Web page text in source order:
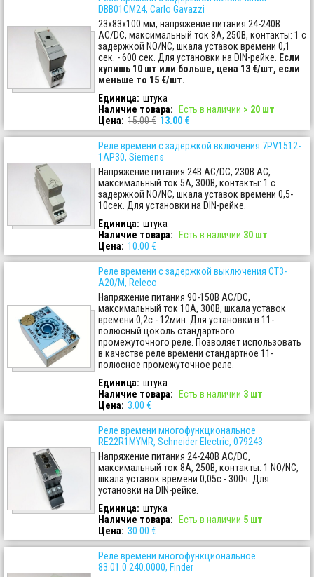
DBB01CM24, Carlo Gavazzi
23x83x100 мм, напряжение питания 24-240В
AC/DC, максимальный ток 8A, 250В, контакты: 1 с
задержкой NO/NC, шкала уставок времени 0,1
сек. - 600 сек. Для установки на DIN-рейке.
Если
купишь 10 шт или больше, цена 13 €/шт, если
меньше то 15 €/шт.
Единица: штука
Наличие товара: Есть в наличии > 20 шт
Цена: 15.00 € 13.00 €
Реле времени с задержкой включения 7PV1512-
1AP30, Siemens
Напряжение питания 24В AC/DC, 230В AC,
максимальный ток 5A, 300В, контакты: 1 с
задержкой NO/NC, шкала уставок времени 0,5-
10сек. Для установки на DIN-рейке.
Единица: штука
Наличие товара: Есть в наличии 30 шт
Цена: 10.00 €
Реле времени с задержкой выключения CT3-
A20/M, Releco
Напряжение питания 90-150В AC/DC,
максимальный ток 10A, 300В, шкала уставок
времени 0,2с - 12мин. Для установки в 11-
полюсный цоколь стандартного
промежуточного реле. Позволяет использовать
в качестве реле времени стандартное 11-
полюсное промежуточное реле.
Единица: штука
Наличие товара: Есть в наличии 3 шт
Цена: 3.00 €
Реле времени многофункциональное
RE22R1MYMR, Schneider Electric, 079243
Напряжение питания 24-240В AC/DC,
максимальный ток 8A, 250В, контакты: 1 NO/NC,
шкала уставок времени 0,05с - 300ч. Для
установки на DIN-рейке.
Единица: штука
Наличие товара: Есть в наличии 5 шт
Цена: 30.00 €
Реле времени многофункциональное
83.01.0.240.0000, Finder